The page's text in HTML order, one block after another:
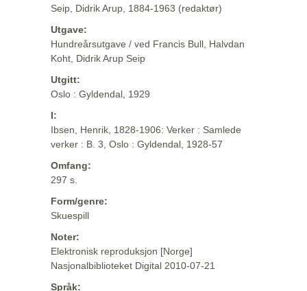
Seip, Didrik Arup, 1884-1963 (redaktør)
Utgave:
Hundreårsutgave / ved Francis Bull, Halvdan
Koht, Didrik Arup Seip
Utgitt:
Oslo : Gyldendal, 1929
I:
Ibsen, Henrik, 1828-1906: Verker : Samlede
verker : B. 3, Oslo : Gyldendal, 1928-57
Omfang:
297 s.
Form/genre:
Skuespill
Noter:
Elektronisk reproduksjon [Norge]
Nasjonalbiblioteket Digital 2010-07-21
Språk: